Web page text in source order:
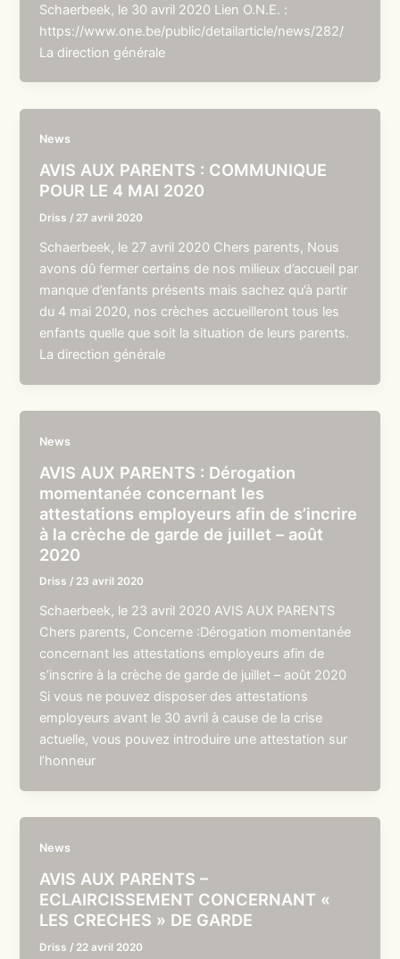
Schaerbeek, le 30 avril 2020 Lien O.N.E. :
https://www.one.be/public/detailarticle/news/282/
La direction générale
News
AVIS AUX PARENTS : COMMUNIQUE
POUR LE 4 MAI 2020
Driss / 27 avril 2020
Schaerbeek, le 27 avril 2020 Chers parents, Nous
avons dû fermer certains de nos milieux d’accueil par
manque d’enfants présents mais sachez qu’à partir
du 4 mai 2020, nos crèches accueilleront tous les
enfants quelle que soit la situation de leurs parents.
La direction générale
News
AVIS AUX PARENTS : Dérogation
momentanée concernant les
attestations employeurs afin de s’incrire
à la crèche de garde de juillet – août
2020
Driss / 23 avril 2020
Schaerbeek, le 23 avril 2020 AVIS AUX PARENTS
Chers parents, Concerne :Dérogation momentanée
concernant les attestations employeurs afin de
s’inscrire à la crèche de garde de juillet – août 2020
Si vous ne pouvez disposer des attestations
employeurs avant le 30 avril à cause de la crise
actuelle, vous pouvez introduire une attestation sur
l’honneur
News
AVIS AUX PARENTS –
ECLAIRCISSEMENT CONCERNANT «
LES CRECHES » DE GARDE
Driss / 22 avril 2020